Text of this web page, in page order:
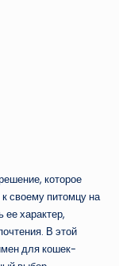
которое
своему питомцу на
характер,
В этой
для кошек-